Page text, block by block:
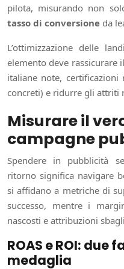
pilota, misurando non
tasso di conversione da
L’ottimizzazione delle
elemento deve rassicurare
italiane note, certificazioni
concreti) e ridurre gli attriti
Misurare il
campagne
Spendere in pubblicità
ritorno significa navigare
si affidano a metriche di
successo, mentre i
nascosti e attribuzioni
ROAS e ROI: due
medaglia